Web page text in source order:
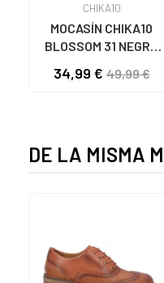
CHIKA10
MOCASÍN CHIKA10
BLOSSOM 31 NEGRO
34,99 €49,99 €
DE LA MISMA